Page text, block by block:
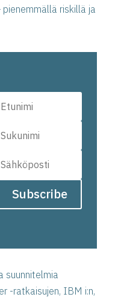
riskillä ja
Subscribe
suunnitelmia
-ratkaisujen, IBM i:n,